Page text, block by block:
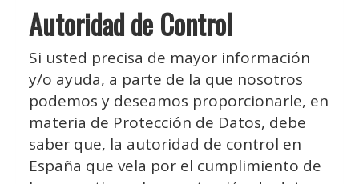
Autoridad de Control
Si usted precisa de mayor información
y/o ayuda, a parte de la que nosotros
podemos y deseamos proporcionarle, en
materia de Protección de Datos, debe
saber que, la autoridad de control en
España que vela por el cumplimiento de